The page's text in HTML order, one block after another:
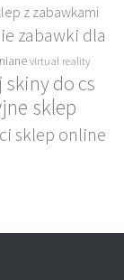
z zabawkami
zabawki dla
virtual reality
skiny do cs
sklep
sklep online